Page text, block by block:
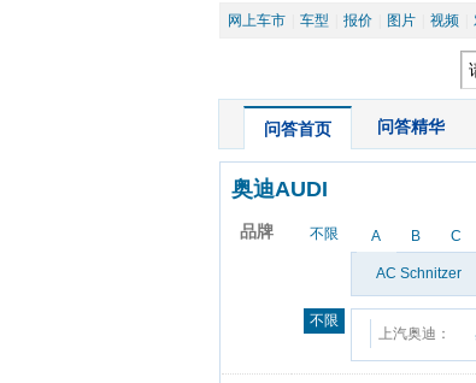
网上车市 车型 报价 图片 视频
问答首页 问答精华
奥迪AUDI
品牌 不限 A B C
AC Schnitzer
不限
上汽奥迪：